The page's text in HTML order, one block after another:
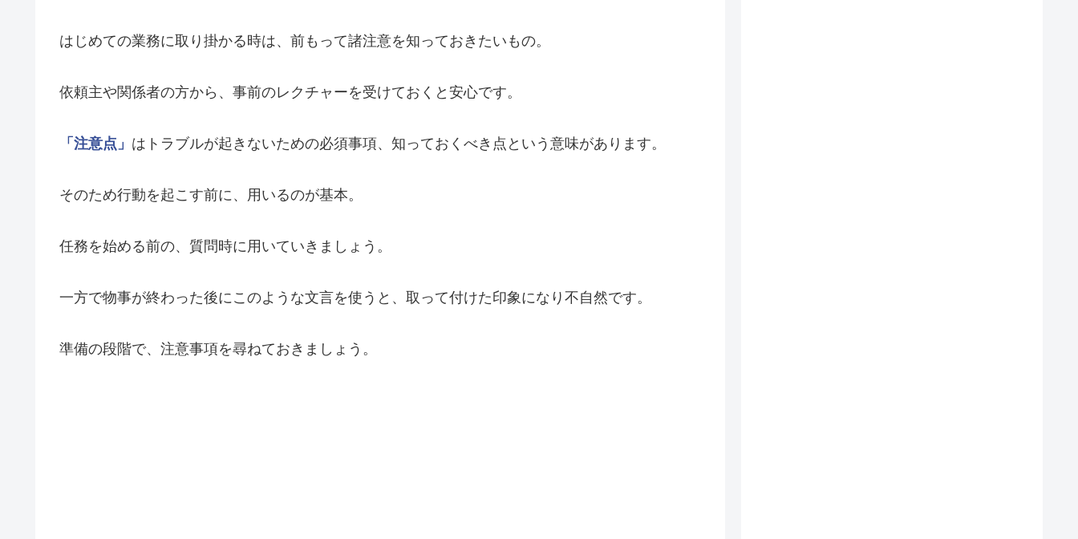
はじめての業務に取り掛かる時は、前もって諸注意を知っておきたいもの。
依頼主や関係者の方から、事前のレクチャーを受けておくと安心です。
「注意点」 はトラブルが起きないための必須事項、知っておくべき点という意味があります。
そのため行動を起こす前に、用いるのが基本。
任務を始める前の、質問時に用いていきましょう。
一方で物事が終わった後にこのような文言を使うと、取って付けた印象になり不自然です。
準備の段階で、注意事項を尋ねておきましょう。